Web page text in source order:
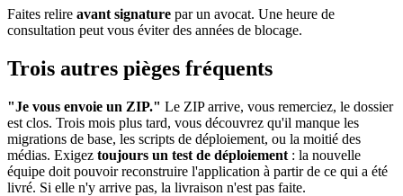
Faites relire avant signature par un avocat. Une heure de
consultation peut vous éviter des années de blocage.
Trois autres pièges fréquents
"Je vous envoie un ZIP." Le ZIP arrive, vous remerciez, le dossier
est clos. Trois mois plus tard, vous découvrez qu'il manque les
migrations de base, les scripts de déploiement, ou la moitié des
médias. Exigez toujours un test de déploiement : la nouvelle
équipe doit pouvoir reconstruire l'application à partir de ce qui a été
livré. Si elle n'y arrive pas, la livraison n'est pas faite.